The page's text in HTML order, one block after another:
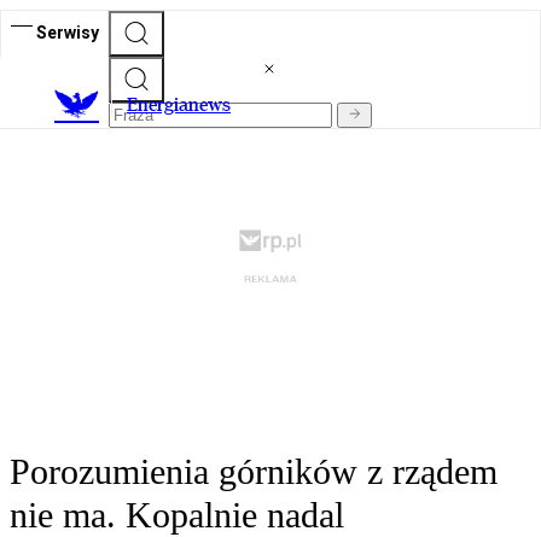
Serwisy
Energianews
Porozumienia górników z rządem
nie ma. Kopalnie nadal